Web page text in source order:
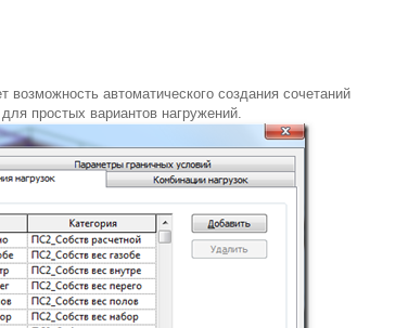
возможность автоматического создания сочетаний
простых вариантов нагружений.